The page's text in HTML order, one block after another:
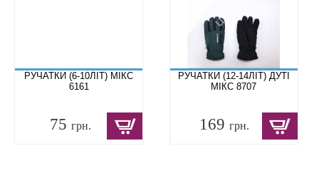
РУЧАТКИ (6-10ЛІТ) МІКС
6161
75грн.
РУЧАТКИ (12-14ЛІТ) ДУТІ
МІКС 8707
169грн.